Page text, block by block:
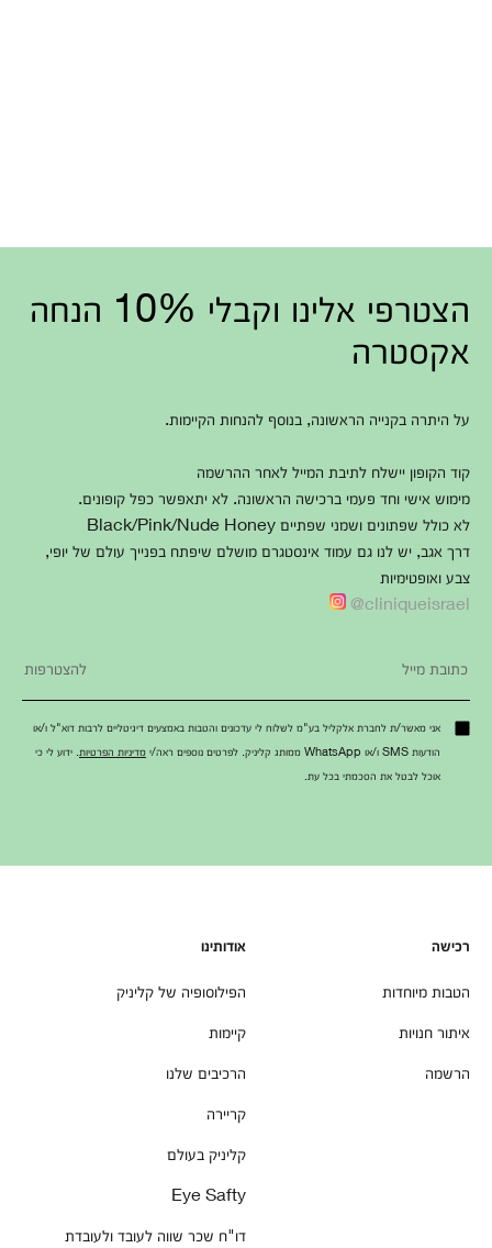
הצטרפי אלינו וקבלי 10% הנחה
אקסטרה
על היתרה בקנייה הראשונה, בנוסף להנחות הקיימות.
קוד הקופון יישלח לתיבת המייל לאחר ההרשמה
מימוש אישי וחד פעמי ברכישה הראשונה. לא יתאפשר כפל קופונים.
לא כולל שפתונים ושמני שפתיים Black/Pink/Nude Honey
דרך אגב, יש לנו גם עמוד אינסטגרם מושלם שיפתח בפנייך עולם של יופי,
צבע ואופטימיות
cliniqueisrael@
אני מאשר/ת לחברת אלקליל בע"מ לשלוח לי עדכונים והטבות באמצעים דיגיטליים לרבות דוא"ל ו/או
הודעות SMS ו/או WhatsApp ממותג קליניק. לפרטים נוספים ראה/י
מדיניות הפרטיות . ידוע לי כי
אוכל לבטל את הסכמתי בכל עת.
רכישה
הטבות מיוחדות
איתור חנויות
הרשמה
אודותינו
הפילוסופיה של קליניק
קיימות
הרכיבים שלנו
קריירה
קליניק בעולם
Eye Safty
דו"ח שכר שווה לעובד ולעובדת